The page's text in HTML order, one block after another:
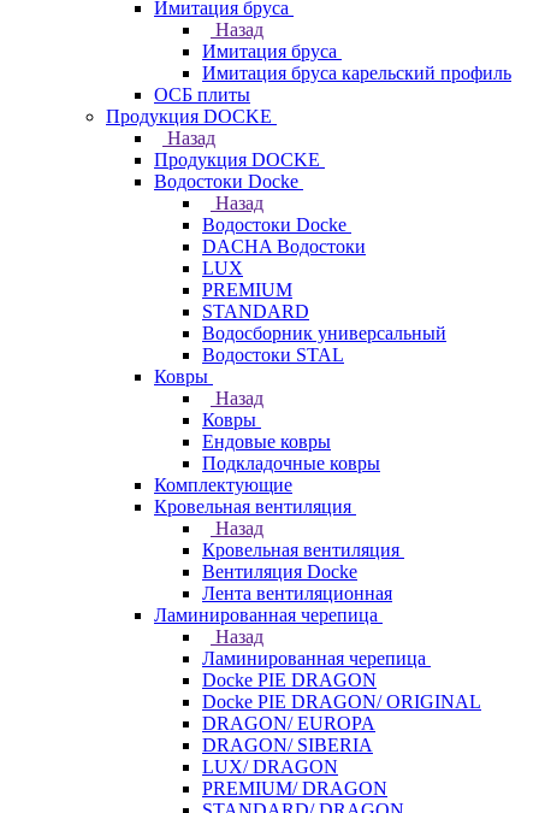
Имитация бруса
Назад
Имитация бруса
Имитация бруса карельский профиль
ОСБ плиты
Продукция DOCKE
Назад
Продукция DOCKE
Водостоки Docke
Назад
Водостоки Docke
DACHA Водостоки
LUX
PREMIUM
STANDARD
Водосборник универсальный
Водостоки STAL
Ковры
Назад
Ковры
Ендовые ковры
Подкладочные ковры
Комплектующие
Кровельная вентиляция
Назад
Кровельная вентиляция
Вентиляция Docke
Лента вентиляционная
Ламинированная черепица
Назад
Ламинированная черепица
Docke PIE DRAGON
Docke PIE DRAGON/ ORIGINAL
DRAGON/ EUROPA
DRAGON/ SIBERIA
LUX/ DRAGON
PREMIUM/ DRAGON